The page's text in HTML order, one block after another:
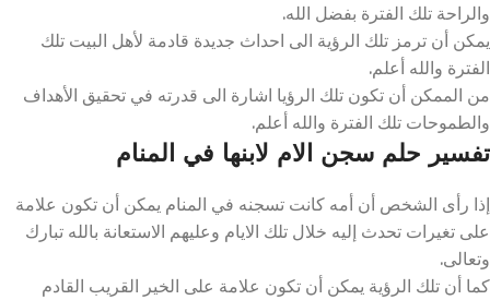
والراحة تلك الفترة بفضل الله.
يمكن أن ترمز تلك الرؤية الى احداث جديدة قادمة لأهل البيت تلك
الفترة والله أعلم.
من الممكن أن تكون تلك الرؤيا اشارة الى قدرته في تحقيق الأهداف
والطموحات تلك الفترة والله أعلم.
تفسير حلم سجن الام لابنها في المنام
إذا رأى الشخص أن أمه كانت تسجنه في المنام يمكن أن تكون علامة
على تغيرات تحدث إليه خلال تلك الايام وعليهم الاستعانة بالله تبارك
وتعالى.
كما أن تلك الرؤية يمكن أن تكون علامة على الخير القريب القادم